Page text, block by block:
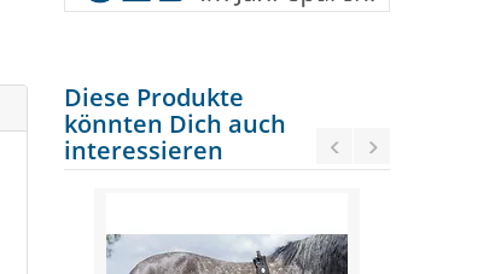
Diese Produkte
könnten Dich auch
interessieren